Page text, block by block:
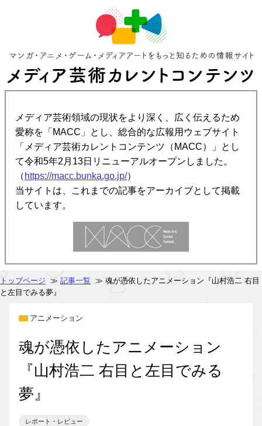
メディア芸術領域の現状をより深く、広く伝えるため
愛称を「MACC」とし、総合的な広報用ウェブサイト
「メディア芸術カレントコンテンツ（MACC）」とし
て令和5年2月13日リニューアルオープンしました。
（ https://macc.bunka.go.jp/）
当サイトは、これまでの記事をアーカイブとして掲載
しています。
トップページ ≫ 記事一覧 ≫ 魂が憑依したアニメーション『山村浩二 右目
と左目でみる夢』
アニメーション
魂が憑依したアニメーション
『山村浩二 右目と左目でみる
夢』
レポート・レビュー